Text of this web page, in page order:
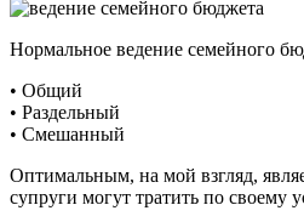
Нормальное ведение семейного
• Общий
• Раздельный
• Смешанный
Оптимальным, на мой взгляд,
супруги могут тратить по